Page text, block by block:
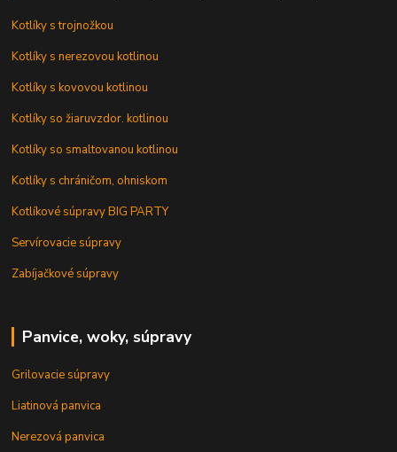
Kotlíky s trojnožkou
Kotlíky s nerezovou kotlinou
Kotlíky s kovovou kotlinou
Kotlíky so žiaruvzdor. kotlinou
Kotlíky so smaltovanou kotlinou
Kotlíky s chráničom, ohniskom
Kotlíkové súpravy BIG PARTY
Servírovacie súpravy
Zabíjačkové súpravy
Panvice, woky, súpravy
Grilovacie súpravy
Liatinová panvica
Nerezová panvica